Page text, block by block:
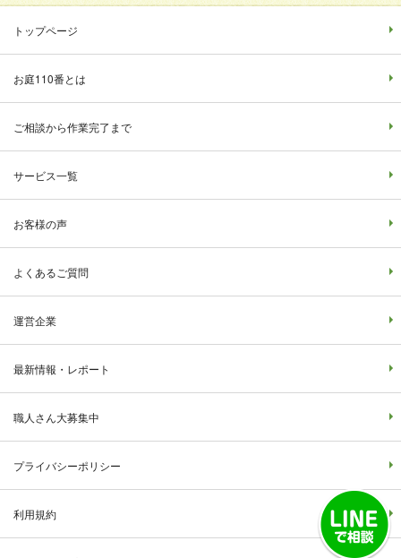
トップページ
お庭110番とは
ご相談から作業完了まで
サービス一覧
お客様の声
よくあるご質問
運営企業
最新情報・レポート
職人さん大募集中
プライバシーポリシー
利用規約